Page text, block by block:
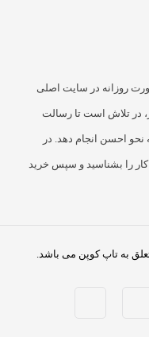
روزانه در سایت اصلی
در تلاش است تا رسالت
احسن انجام دهد. در
بشناسید و سپس خرید
به تاپ کوپن می باشد.